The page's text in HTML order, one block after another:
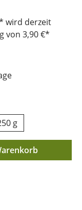
wird derzeit
von 3,90 €*
g